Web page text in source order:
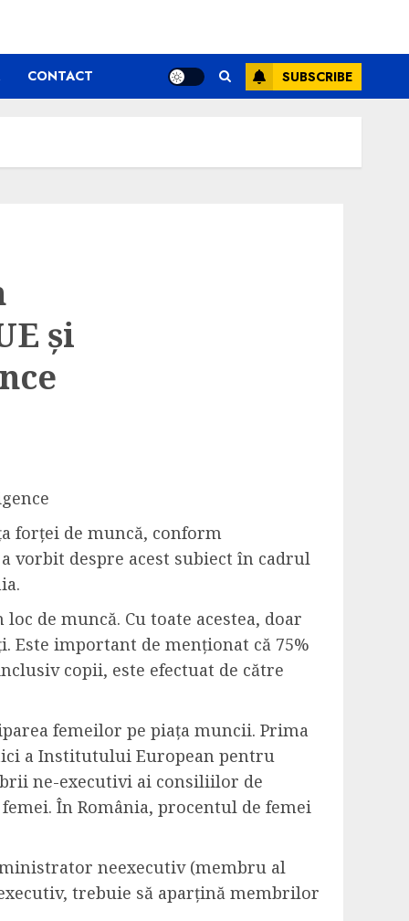
CONTACT SUBSCRIBE
și
forței de muncă, conform
vorbit despre acest subiect în cadrul
de muncă. Cu toate acestea, doar
Este important de menționat că 75%
copii, este efectuat de către
femeilor pe piața muncii. Prima
a Institutului European pentru
ne-executivi ai consiliilor de
În România, procentul de femei
neexecutiv (membru al
trebuie să aparțină membrilor